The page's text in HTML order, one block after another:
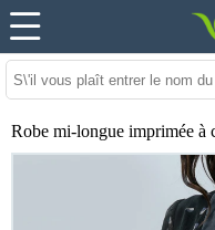
Robe mi-longue imprimée à